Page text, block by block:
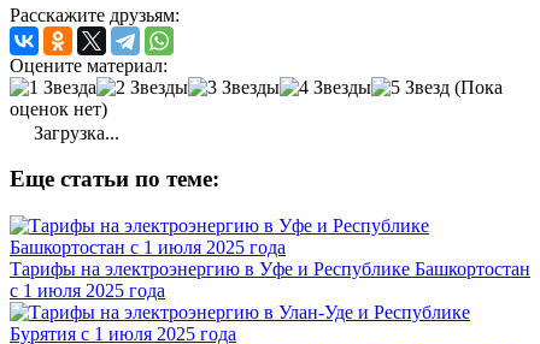
Расскажите друзьям:
Оцените материал:
(Пока
оценок нет)
Загрузка...
Еще статьи по теме:
Тарифы на электроэнергию в Уфе и Республике Башкортостан
с 1 июля 2025 года